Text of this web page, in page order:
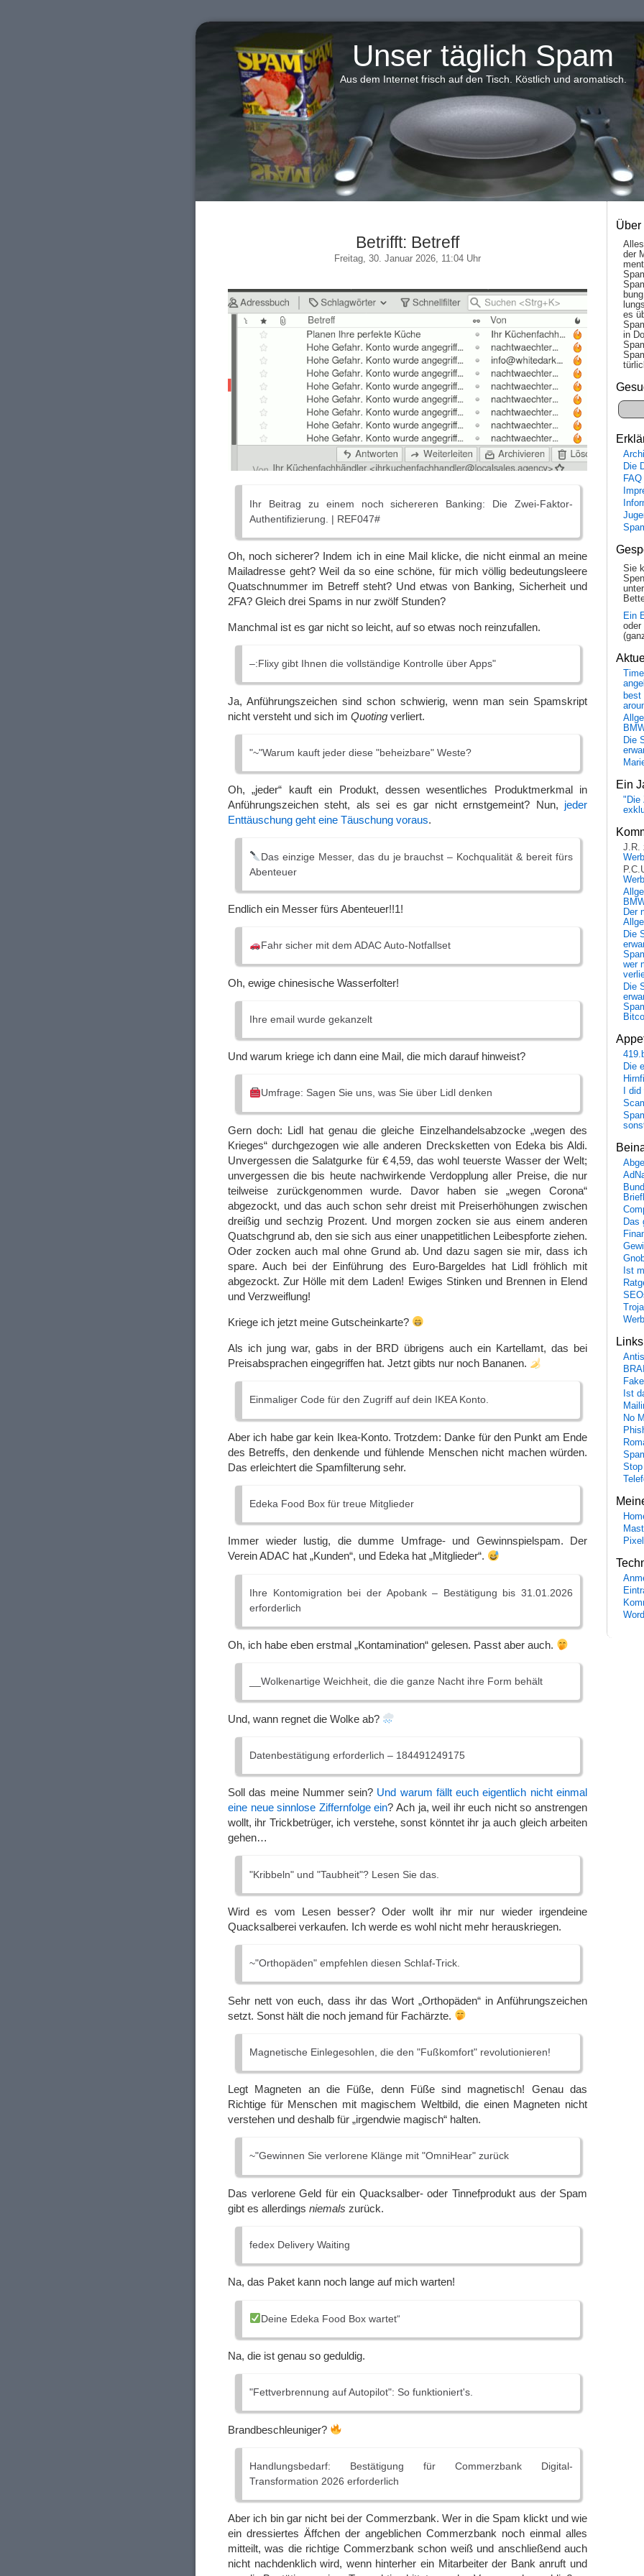
Unser täglich Spam
Aus dem Internet frisch auf den Tisch. Köstlich und aromatisch.
Betrifft: Betreff
Freitag, 30. Januar 2026, 11:04 Uhr
Ihr Beitrag zu einem noch sichereren Banking: Die Zwei-Faktor-
Authentifizierung. | REF047#
Oh, noch sicherer? Indem ich in eine Mail klicke, die nicht einmal an meine
Mailadresse geht? Weil da so eine schöne, für mich völlig bedeutungsleere
Quatschnummer im Betreff steht? Und etwas von Banking, Sicherheit und
2FA? Gleich drei Spams in nur zwölf Stunden?
Manchmal ist es gar nicht so leicht, auf so etwas noch reinzufallen.
–:Flixy gibt Ihnen die vollständige Kontrolle über Apps"
Ja, Anführungszeichen sind schon schwierig, wenn man sein Spamskript
nicht versteht und sich im Quoting verliert.
"~"Warum kauft jeder diese "beheizbare" Weste?
Oh, „jeder“ kauft ein Produkt, dessen wesentliches Produktmerkmal in
Anführungszeichen steht, als sei es gar nicht ernstgemeint? Nun, jeder
Enttäuschung geht eine Täuschung voraus.
Das einzige Messer, das du je brauchst – Kochqualität & bereit fürs
Abenteuer
Endlich ein Messer fürs Abenteuer!!1!
Fahr sicher mit dem ADAC Auto-Notfallset
Oh, ewige chinesische Wasserfolter!
Ihre email wurde gekanzelt
Und warum kriege ich dann eine Mail, die mich darauf hinweist?
Umfrage: Sagen Sie uns, was Sie über Lidl denken
Gern doch: Lidl hat genau die gleiche Einzelhandelsabzocke „wegen des
Krieges“ durchgezogen wie alle anderen Drecksketten von Edeka bis Aldi.
Unvergessen die Salatgurke für € 4,59, das wohl teuerste Wasser der Welt;
unvergessen die bis heute nachwirkende Verdopplung aller Preise, die nur
teilweise zurückgenommen wurde. Davor haben sie „wegen Corona“
abgezockt, und das auch schon sehr dreist mit Preiserhöhungen zwischen
dreißig und sechzig Prozent. Und morgen zocken sie aus einem anderen
Quatschgrund ab, den sie sich aus einer unappetitlichen Leibespforte ziehen.
Oder zocken auch mal ohne Grund ab. Und dazu sagen sie mir, dass ich
spare. Auch bei der Einführung des Euro-Bargeldes hat Lidl fröhlich mit
abgezockt. Zur Hölle mit dem Laden! Ewiges Stinken und Brennen in Elend
und Verzweiflung!
Kriege ich jetzt meine Gutscheinkarte?
Als ich jung war, gabs in der BRD übrigens auch ein Kartellamt, das bei
Preisabsprachen eingegriffen hat. Jetzt gibts nur noch Bananen.
Einmaliger Code für den Zugriff auf dein IKEA Konto.
Aber ich habe gar kein Ikea-Konto. Trotzdem: Danke für den Punkt am Ende
des Betreffs, den denkende und fühlende Menschen nicht machen würden.
Das erleichtert die Spamfilterung sehr.
Edeka Food Box für treue Mitglieder
Immer wieder lustig, die dumme Umfrage- und Gewinnspielspam. Der
Verein ADAC hat „Kunden“, und Edeka hat „Mitglieder“.
Ihre Kontomigration bei der Apobank – Bestätigung bis 31.01.2026
erforderlich
Oh, ich habe eben erstmal „Kontamination“ gelesen. Passt aber auch.
__Wolkenartige Weichheit, die die ganze Nacht ihre Form behält
Und, wann regnet die Wolke ab?
Datenbestätigung erforderlich – 184491249175
Soll das meine Nummer sein? Und warum fällt euch eigentlich nicht einmal
eine neue sinnlose Ziffernfolge ein? Ach ja, weil ihr euch nicht so anstrengen
wollt, ihr Trickbetrüger, ich verstehe, sonst könntet ihr ja auch gleich arbeiten
gehen…
"Kribbeln" und "Taubheit"? Lesen Sie das.
Wird es vom Lesen besser? Oder wollt ihr mir nur wieder irgendeine
Quacksalberei verkaufen. Ich werde es wohl nicht mehr herauskriegen.
~"Orthopäden" empfehlen diesen Schlaf-Trick.
Sehr nett von euch, dass ihr das Wort „Orthopäden“ in Anführungszeichen
setzt. Sonst hält die noch jemand für Fachärzte.
Magnetische Einlegesohlen, die den "Fußkomfort" revolutionieren!
Legt Magneten an die Füße, denn Füße sind magnetisch! Genau das
Richtige für Menschen mit magischem Weltbild, die einen Magneten nicht
verstehen und deshalb für „irgendwie magisch“ halten.
~"Gewinnen Sie verlorene Klänge mit "OmniHear" zurück
Das verlorene Geld für ein Quacksalber- oder Tinnefprodukt aus der Spam
gibt es allerdings niemals zurück.
fedex Delivery Waiting
Na, das Paket kann noch lange auf mich warten!
Deine Edeka Food Box wartet“
Na, die ist genau so geduldig.
"Fettverbrennung auf Autopilot": So funktioniert's.
Brandbeschleuniger?
Handlungsbedarf: Bestätigung für Commerzbank Digital-
Transformation 2026 erforderlich
Aber ich bin gar nicht bei der Commerzbank. Wer in die Spam klickt und wie
ein dressiertes Äffchen der angeblichen Commerzbank noch einmal alles
mitteilt, was die richtige Commerzbank schon weiß und anschließend auch
nicht nachdenklich wird, wenn hinterher ein Mitarbeiter der Bank anruft und
Über
der
es
in
Die
FAQ
Sie
Ein
oder
Die
Ein
"Die
J.R.
Der
Die
wer
Die
Die
I
Das
Ist
Ist
No